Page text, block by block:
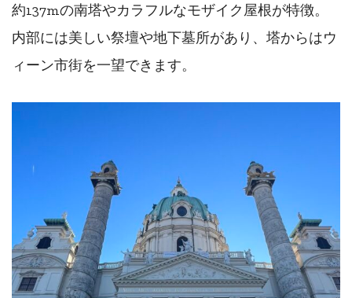
約137mの南塔やカラフルなモザイク屋根が特徴。
内部には美しい祭壇や地下墓所があり、塔からはウ
ィーン市街を一望できます。